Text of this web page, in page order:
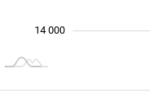
14 000